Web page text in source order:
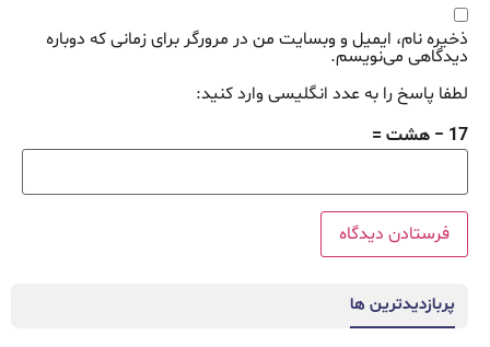
ذخیره نام، ایمیل و وبسایت من در مرورگر برای زمانی که دوباره
دیدگاهی می‌نویسم.
لطفا پاسخ را به عدد انگلیسی وارد کنید:
17 − هشت =
پربازدیدترین ها